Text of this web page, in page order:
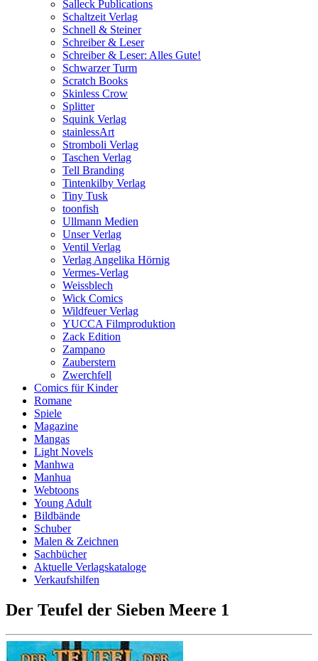
Salleck Publications
Schaltzeit Verlag
Schnell & Steiner
Schreiber & Leser
Schreiber & Leser: Alles Gute!
Schwarzer Turm
Scratch Books
Skinless Crow
Splitter
Squink Verlag
stainlessArt
Stromboli Verlag
Taschen Verlag
Tell Branding
Tintenkilby Verlag
Tiny Tusk
toonfish
Ullmann Medien
Unser Verlag
Ventil Verlag
Verlag Angelika Hörnig
Vermes-Verlag
Weissblech
Wick Comics
Wildfeuer Verlag
YUCCA Filmproduktion
Zack Edition
Zampano
Zauberstern
Zwerchfell
Comics für Kinder
Romane
Spiele
Magazine
Mangas
Light Novels
Manhwa
Manhua
Webtoons
Young Adult
Bildbände
Schuber
Malen & Zeichnen
Sachbücher
Aktuelle Verlagskataloge
Verkaufshilfen
Der Teufel der Sieben Meere 1